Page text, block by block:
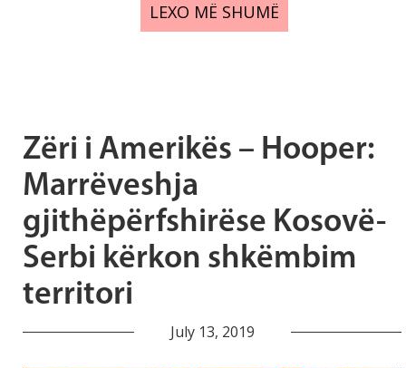
LEXO MË SHUMË
Zëri i Amerikës – Hooper:
Marrëveshja
gjithëpërfshirëse Kosovë-
Serbi kërkon shkëmbim
territori
July 13, 2019